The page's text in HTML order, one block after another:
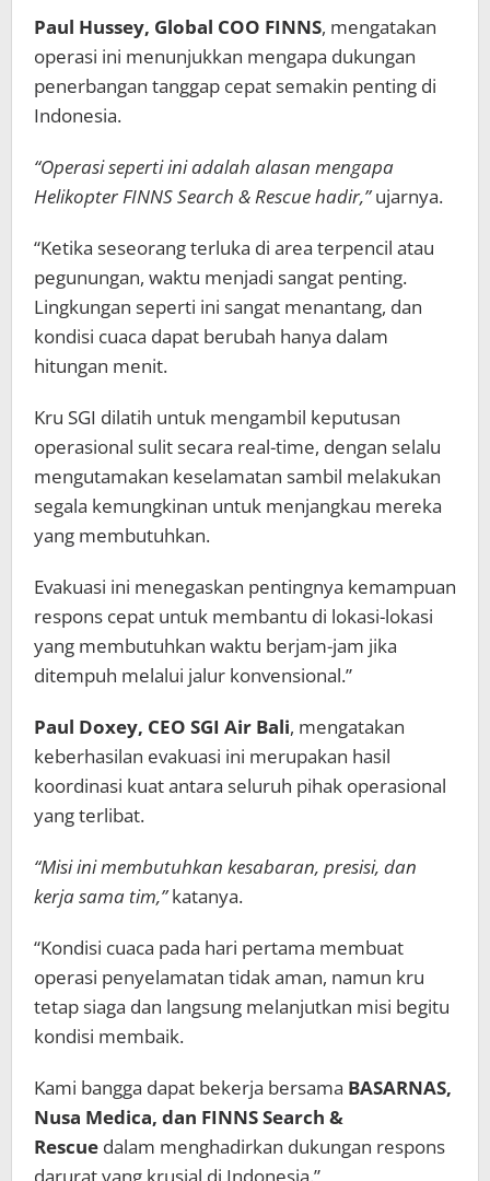
Paul Hussey, Global COO FINNS, mengatakan
operasi ini menunjukkan mengapa dukungan
penerbangan tanggap cepat semakin penting di
Indonesia.
“Operasi seperti ini adalah alasan mengapa
Helikopter FINNS Search & Rescue hadir,”ujarnya.
“Ketika seseorang terluka di area terpencil atau
pegunungan, waktu menjadi sangat penting.
Lingkungan seperti ini sangat menantang, dan
kondisi cuaca dapat berubah hanya dalam
hitungan menit.
Kru SGI dilatih untuk mengambil keputusan
operasional sulit secara real-time, dengan selalu
mengutamakan keselamatan sambil melakukan
segala kemungkinan untuk menjangkau mereka
yang membutuhkan.
Evakuasi ini menegaskan pentingnya kemampuan
respons cepat untuk membantu di lokasi-lokasi
yang membutuhkan waktu berjam-jam jika
ditempuh melalui jalur konvensional.”
Paul Doxey, CEO SGI Air Bali, mengatakan
keberhasilan evakuasi ini merupakan hasil
koordinasi kuat antara seluruh pihak operasional
yang terlibat.
“Misi ini membutuhkan kesabaran, presisi, dan
kerja sama tim,”katanya.
“Kondisi cuaca pada hari pertama membuat
operasi penyelamatan tidak aman, namun kru
tetap siaga dan langsung melanjutkan misi begitu
kondisi membaik.
Kami bangga dapat bekerja bersama BASARNAS,
Nusa Medica, dan FINNSSearch &
Rescue dalam menghadirkan dukungan respons
darurat yang krusial di Indonesia.”